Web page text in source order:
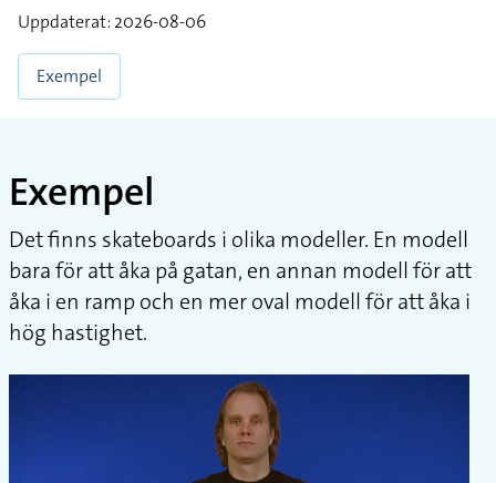
Uppdaterat: 2026-08-06
Exempel
Exempel
Det finns skateboards i olika modeller. En modell
bara för att åka på gatan, en annan modell för att
åka i en ramp och en mer oval modell för att åka i
hög hastighet.